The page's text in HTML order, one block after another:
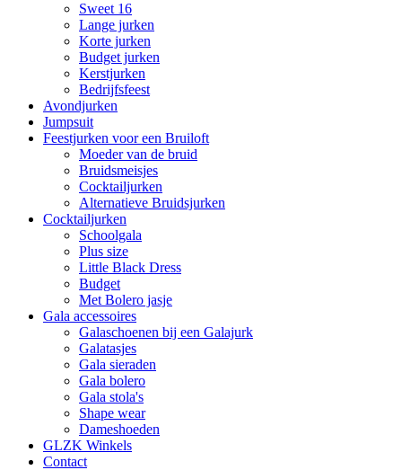
Sweet 16
Lange jurken
Korte jurken
Budget jurken
Kerstjurken
Bedrijfsfeest
Avondjurken
Jumpsuit
Feestjurken voor een Bruiloft
Moeder van de bruid
Bruidsmeisjes
Cocktailjurken
Alternatieve Bruidsjurken
Cocktailjurken
Schoolgala
Plus size
Little Black Dress
Budget
Met Bolero jasje
Gala accessoires
Galaschoenen bij een Galajurk
Galatasjes
Gala sieraden
Gala bolero
Gala stola's
Shape wear
Dameshoeden
GLZK Winkels
Contact